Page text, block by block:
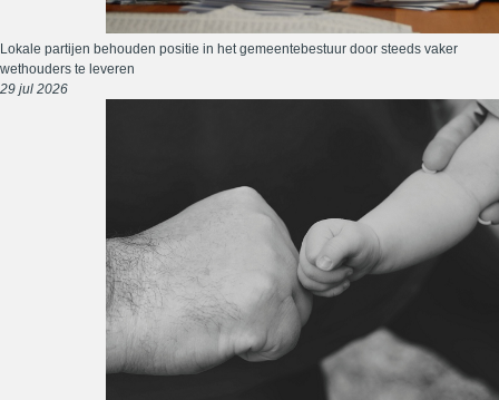
Lokale partijen behouden positie in het gemeentebestuur door steeds vaker
wethouders te leveren
29 jul 2026